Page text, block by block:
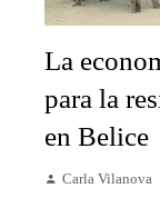
La
para la
en Belice
Carla Vilanova